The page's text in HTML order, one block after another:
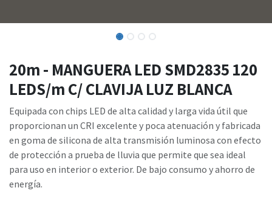
20m - MANGUERA LED SMD2835 120
LEDS/m C/ CLAVIJA LUZ BLANCA
Equipada con chips LED de alta calidad y larga vida útil que
proporcionan un CRI excelente y poca atenuación y fabricada
en goma de silicona de alta transmisión luminosa con efecto
de protección a prueba de lluvia que permite que sea ideal
para uso en interior o exterior. De bajo consumo y ahorro de
energía.